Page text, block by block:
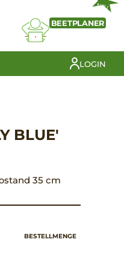
NEU
BEETPLANER
LOGIN
BLUE'
35 cm
BESTELLMENGE